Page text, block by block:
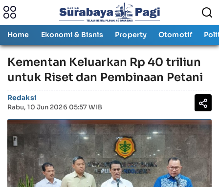
Home Ekonomi & Bisnis Property Otomotif
Kementan Keluarkan Rp 40 triliun
untuk Riset dan Pembinaan Petani
Redaksi
Rabu, 10 Jun 2026 05:57 WIB